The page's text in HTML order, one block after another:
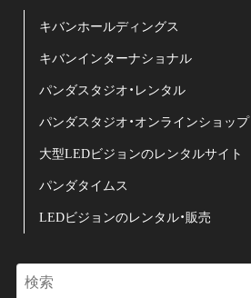
キバンホールディングス
キバンインターナショナル
パンダスタジオ・レンタル
パンダスタジオ・オンラインショップ
大型LEDビジョンのレンタルサイト
パンダタイムス
LEDビジョンのレンタル・販売